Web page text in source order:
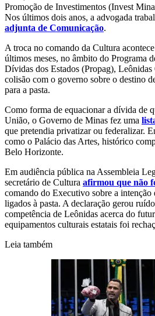
Promoção de Investimentos (Invest
Nos últimos dois anos, a advogada
adjunta de Comunicação.
A troca no comando da Cultura
últimos meses, no âmbito do Programa
Dívidas dos Estados (Propag),
colisão com o governo sobre o destino
para a pasta.
Como forma de equacionar a dívida de
União, o Governo de Minas fez uma
que pretendia privatizar ou federalizar.
como o Palácio das Artes, histórico
Belo Horizonte.
Em audiência pública na Assembleia
secretário de Cultura afirmou que não
comando do Executivo sobre a intenção
ligados à pasta. A declaração gerou
competência de Leônidas acerca do
equipamentos culturais estatais foi
Leia também